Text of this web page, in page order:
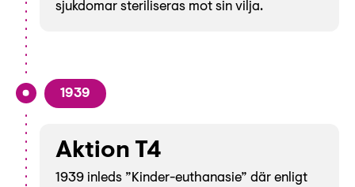
sjukdomar steriliseras mot sin vilja.
1939
Aktion T4
1939 inleds ”Kinder-euthanasie” där enligt